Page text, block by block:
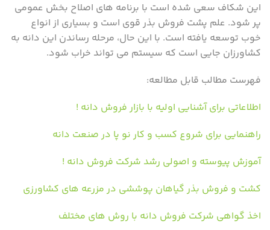
این شکاف سعی شده است با برنامه های اصلاح بخش عمومی
پر شود. علم پشت فروش بذر قوی است و بسیاری از انواع
خوب توسعه یافته است. با این حال، مرحله رساندن این دانه به
کشاورزان جایی است که سیستم می تواند خراب شود.
فهرست مطالب قابل مطالعه:
اطلاعاتی برای آشنایی اولیه با بازار فروش دانه !
راهنمایی برای شروع کسب و کار نو پا در صنعت دانه
آموزش پیوسته و اصولی رشد شرکت فروش دانه !
کشت و فروش بذر گیاهان پوششی در مزرعه های کشاورزی
اخذ گواهی شرکت فروش دانه با روش های مختلف